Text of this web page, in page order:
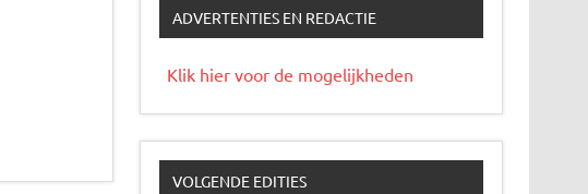
ADVERTENTIES EN REDACTIE
Klik hier voor de mogelijkheden
VOLGENDE EDITIES